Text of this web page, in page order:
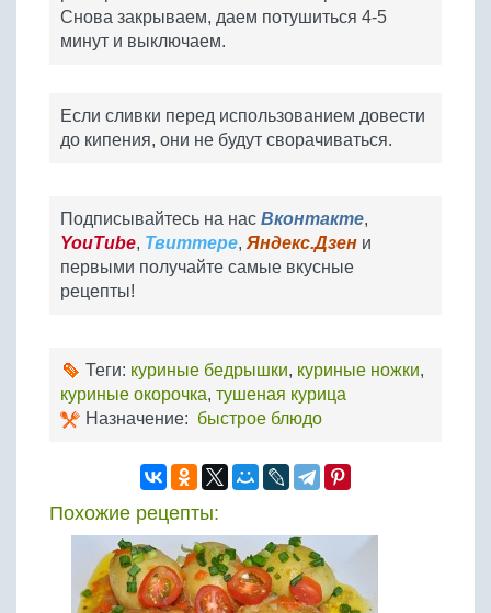
Снова закрываем, даем потушиться 4-5
минут и выключаем.
Если сливки перед использованием довести
до кипения, они не будут сворачиваться.
Подписывайтесь на нас Вконтакте,
YouTube, Твиттере, Яндекс.Дзен и
первыми получайте самые вкусные
рецепты!
Теги: куриные бедрышки, куриные ножки,
куриные окорочка, тушеная курица
Назначение: быстрое блюдо
Похожие рецепты: